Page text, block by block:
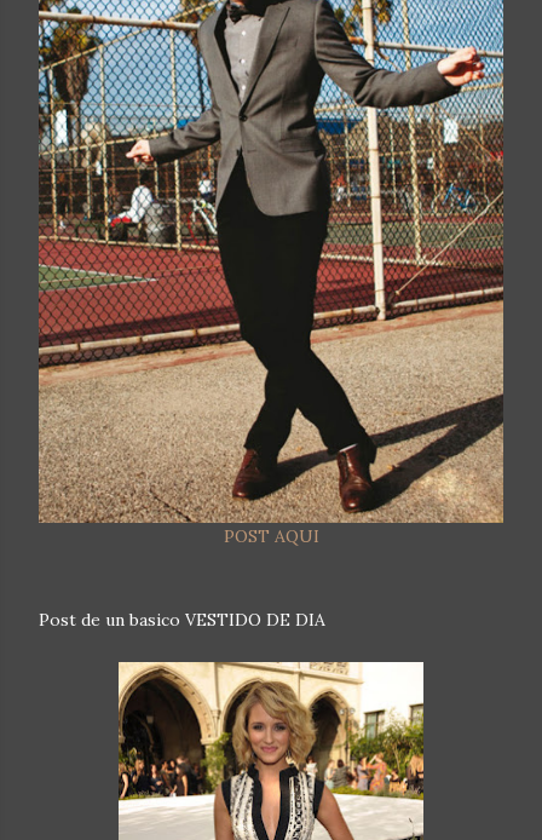
POST AQUI
Post de un basico VESTIDO DE DIA